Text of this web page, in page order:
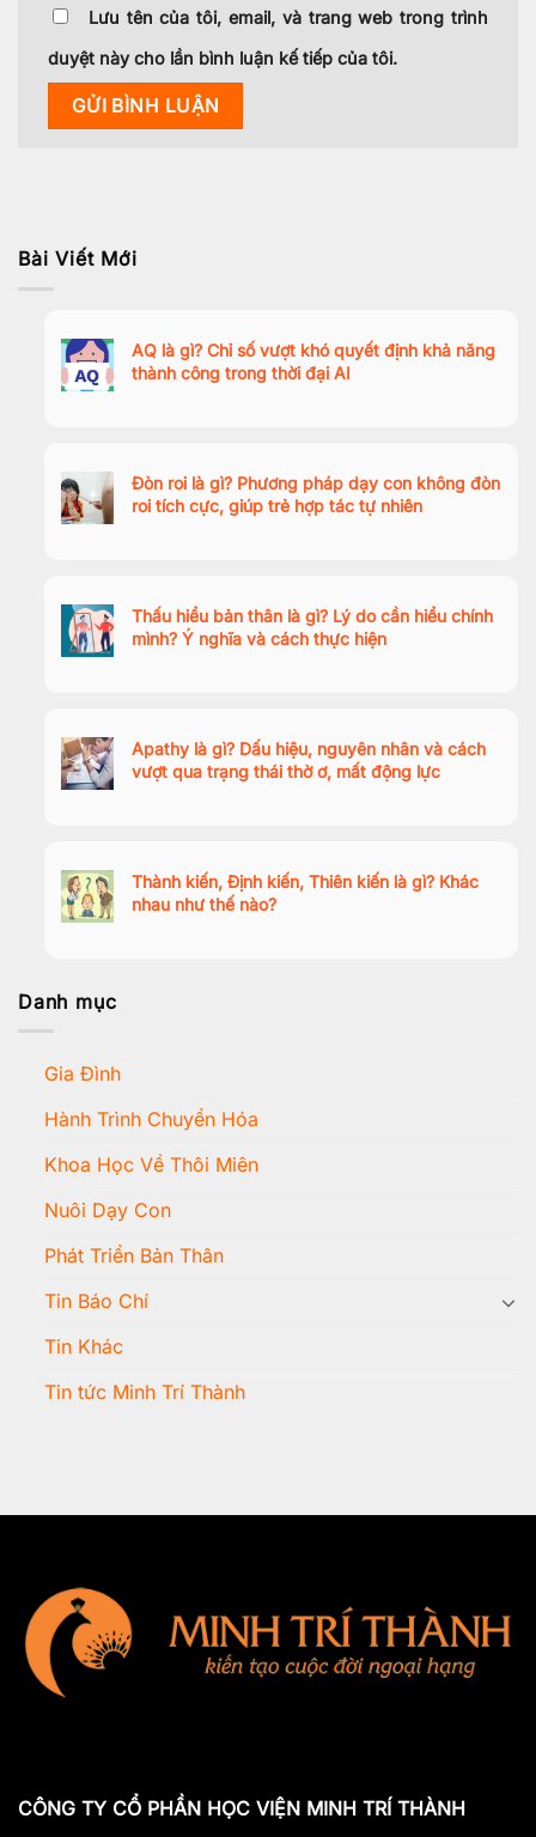
Lưu tên của tôi, email, và trang web trong trình
duyệt này cho lần bình luận kế tiếp của tôi.
Bài Viết Mới
AQ là gì? Chỉ số vượt khó quyết định khả năng
thành công trong thời đại AI
Đòn roi là gì? Phương pháp dạy con không đòn
roi tích cực, giúp trẻ hợp tác tự nhiên
Thấu hiểu bản thân là gì? Lý do cần hiểu chính
mình? Ý nghĩa và cách thực hiện
Apathy là gì? Dấu hiệu, nguyên nhân và cách
vượt qua trạng thái thờ ơ, mất động lực
Thành kiến, Định kiến, Thiên kiến là gì? Khác
nhau như thế nào?
Danh mục
Gia Đình
Hành Trình Chuyển Hóa
Khoa Học Về Thôi Miên
Nuôi Dạy Con
Phát Triển Bản Thân
Tin Báo Chí
Tin Khác
Tin tức Minh Trí Thành
CÔNG TY CỔ PHẦN HỌC VIỆN MINH TRÍ THÀNH